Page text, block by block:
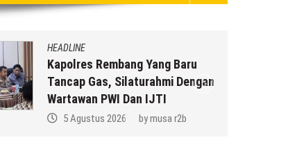
HEADLINE
Kapolres Rembang Yang Baru
Tancap Gas, Silaturahmi Dengan
Wartawan PWI Dan IJTI
5 Agustus 2026 bymusa r2b